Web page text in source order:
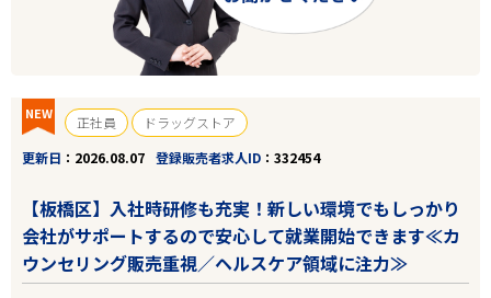
NEW 正社員
ドラッグストア
更新日
2026.08.07 登録販売者求人ID 332454
【板橋区】入社時研修も充実！新しい環境でもしっかり
会社がサポートするので安心して就業開始できます≪カ
ウンセリング販売重視／ヘルスケア領域に注力≫